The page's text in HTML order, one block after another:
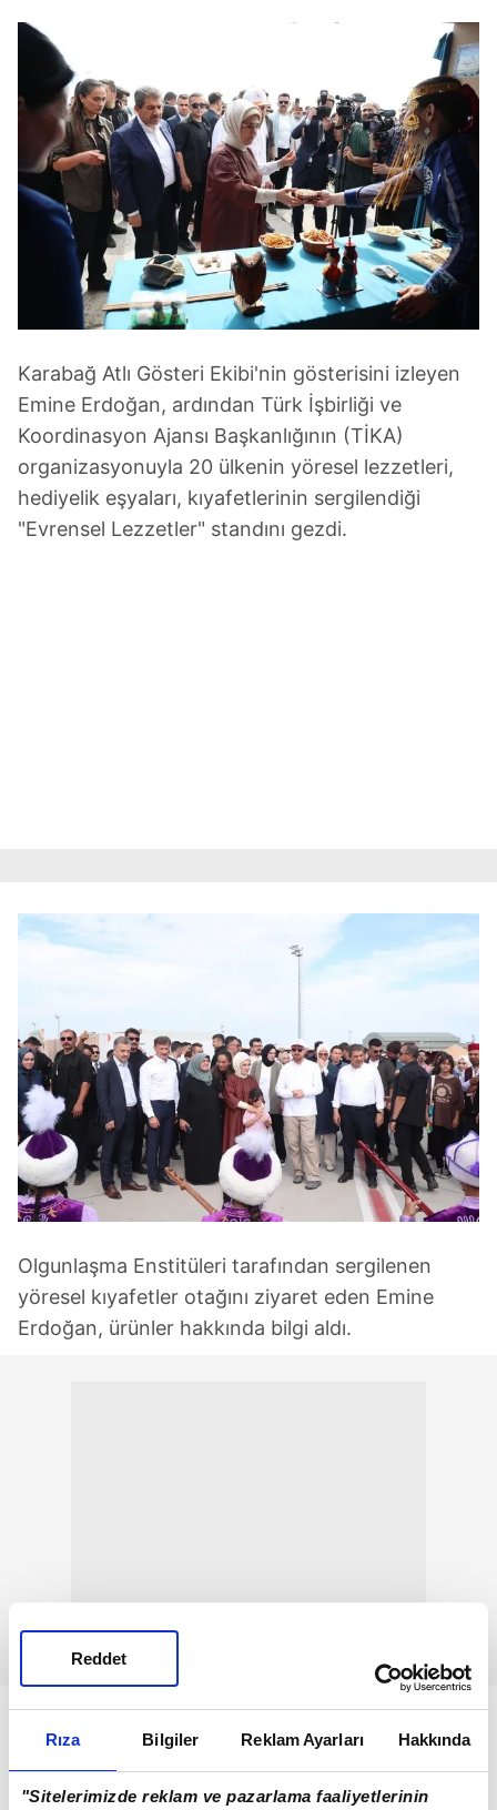
Rıza Bilgiler Reklam Ayarları Hakkında
"Sitelerimizde reklam ve pazarlama faaliyetlerinin
Reddet
Karabağ Atlı Gösteri Ekibi'nin gösterisini izleyen
Emine Erdoğan, ardından Türk İşbirliği ve
Koordinasyon Ajansı Başkanlığının (TİKA)
organizasyonuyla 20 ülkenin yöresel lezzetleri,
hediyelik eşyaları, kıyafetlerinin sergilendiği
"Evrensel Lezzetler" standını gezdi.
Olgunlaşma Enstitüleri tarafından sergilenen
yöresel kıyafetler otağını ziyaret eden Emine
Erdoğan, ürünler hakkında bilgi aldı.